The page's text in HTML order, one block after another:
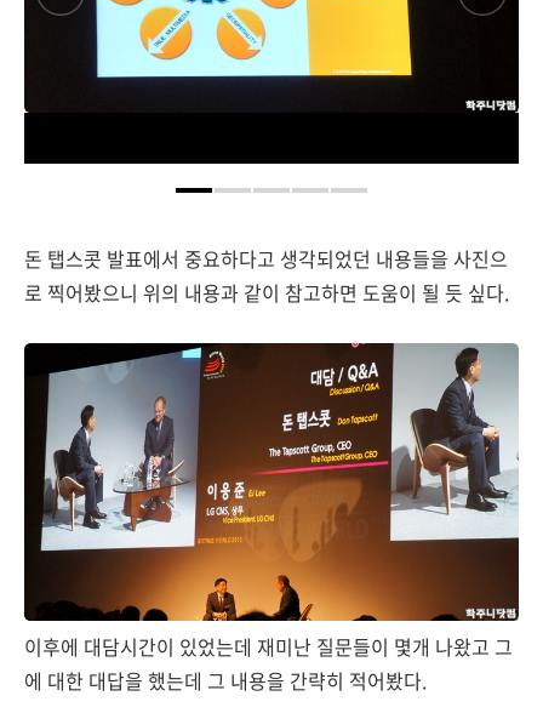
돈 탭스콧 발표에서 중요하다고 생각되었던 내용들을 사진으
로 찍어봤으니 위의 내용과 같이 참고하면 도움이 될 듯 싶다.
이후에 대담시간이 있었는데 재미난 질문들이 몇개 나왔고 그
에 대한 대답을 했는데 그 내용을 간략히 적어봤다.